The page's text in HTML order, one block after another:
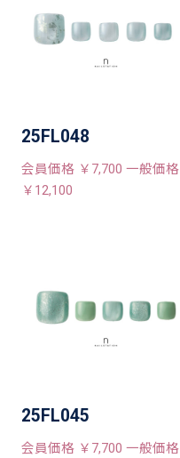
25FL048
会員価格 ￥7,700 一般価格
￥12,100
25FL045
会員価格 ￥7,700 一般価格